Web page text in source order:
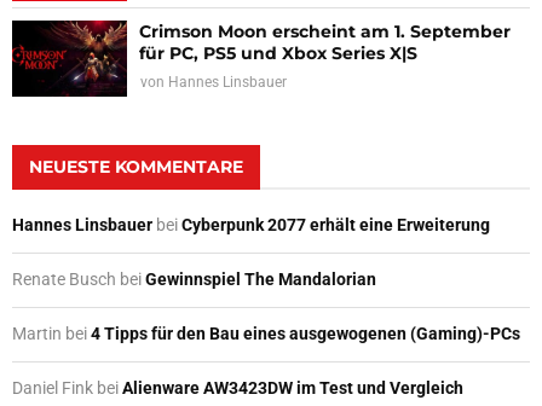
Crimson Moon erscheint am 1. September
für PC, PS5 und Xbox Series X|S
von Hannes Linsbauer
NEUESTE KOMMENTARE
Hannes Linsbauer beiCyberpunk 2077 erhält eine Erweiterung
Renate Busch beiGewinnspiel The Mandalorian
Martin bei4 Tipps für den Bau eines ausgewogenen (Gaming)-PCs
Daniel Fink beiAlienware AW3423DW im Test und Vergleich